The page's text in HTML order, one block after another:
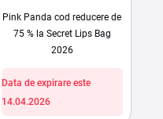
Pink Panda cod reducere de
75 % la Secret Lips Bag
2026
Data de expirare este
14.04.2026